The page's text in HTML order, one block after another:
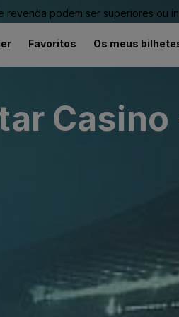
podem ser superiores ou
Favoritos Os meus